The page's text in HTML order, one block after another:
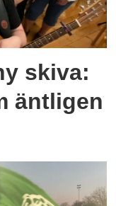
skiva:
äntligen